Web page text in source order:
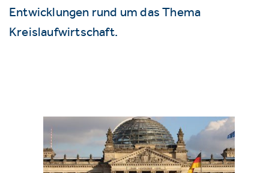
Entwicklungen rund um das Thema
Kreislaufwirtschaft.